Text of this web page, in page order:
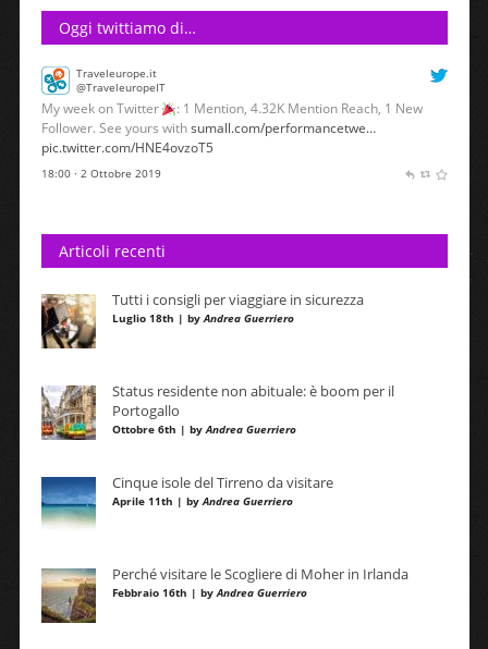
Oggi twittiamo di…
Traveleurope.it
@TraveleuropeIT
My week on Twitter
: 1 Mention, 4.32K Mention Reach, 1 New
Follower. See yours withsumall.com/performancetwe…
pic.twitter.com/HNE4ovzoT5
18:00 · 2 Ottobre 2019
Articoli recenti
Tutti i consigli per viaggiare in sicurezza
Luglio 18th | byAndrea Guerriero
Status residente non abituale: è boom per il
Portogallo
Ottobre 6th | byAndrea Guerriero
Cinque isole del Tirreno da visitare
Aprile 11th | byAndrea Guerriero
Perché visitare le Scogliere di Moher in Irlanda
Febbraio 16th | byAndrea Guerriero